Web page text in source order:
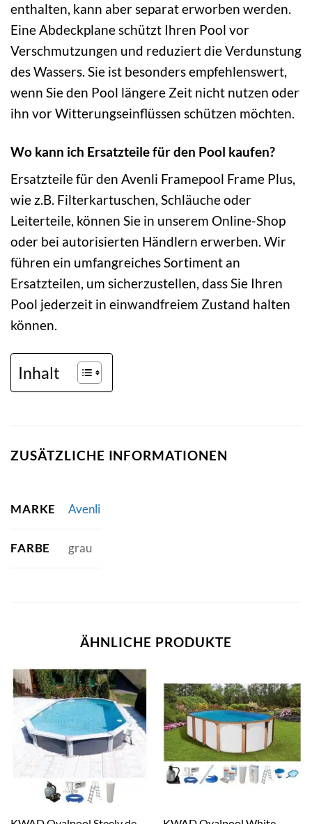
enthalten, kann aber separat erworben werden.
Eine Abdeckplane schützt Ihren Pool vor
Verschmutzungen und reduziert die Verdunstung
des Wassers. Sie ist besonders empfehlenswert,
wenn Sie den Pool längere Zeit nicht nutzen oder
ihn vor Witterungseinflüssen schützen möchten.
Wo kann ich Ersatzteile für den Pool kaufen?
Ersatzteile für den Avenli Framepool Frame Plus,
wie z.B. Filterkartuschen, Schläuche oder
Leiterteile, können Sie in unserem Online-Shop
oder bei autorisierten Händlern erwerben. Wir
führen ein umfangreiches Sortiment an
Ersatzteilen, um sicherzustellen, dass Sie Ihren
Pool jederzeit in einwandfreiem Zustand halten
können.
Inhalt
ZUSÄTZLICHE INFORMATIONEN
MARKE Avenli
FARBE grau
ÄHNLICHE PRODUKTE